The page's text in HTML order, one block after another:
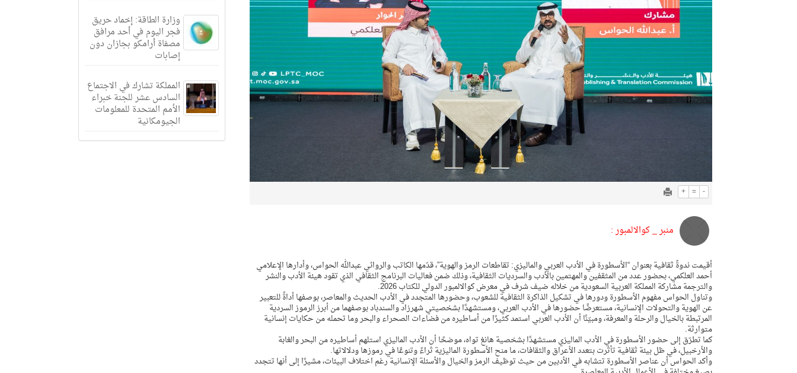
وزارة الطاقة: إخماد حريق
فجر اليوم في أحد مرافق
مصفاة أرامكو بجازان دون
إصابات
المملكة تشارك في الاجتماع
السادس عشر للجنة خبراء
الأمم المتحدة للمعلومات
الجيومكانية
+ = -
منبر _ كوالالمبور :
أقيمت ندوةٌ ثقافية بعنوان “الأسطورة في الأدب العربي والماليزي: تقاطعات الرمز والهوية”، قدّمها الكاتب والروائي عبدالله الحواس، وأدارها الإعلامي
أحمد العلكمي، بحضور عدد من المثقفين والمهتمين بالأدب والسرديات الثقافية، وذلك ضمن فعاليات البرنامج الثقافي الذي تقود هيئة الأدب والنشر
والترجمة مشاركة المملكة العربية السعودية من خلاله ضيف شرف في معرض كوالالمبور الدولي للكتاب 2026.
وتناول الحواس مفهوم الأسطورة ودورها في تشكيل الذاكرة الثقافية للشعوب، وحضورها المتجدد في الأدب الحديث والمعاصر، بوصفها أداةً للتعبير
عن الهوية والتحولات الإنسانية، مستعرضًا حضورها في الأدب العربي، ومستشهدًا بشخصيتي شهرزاد والسندباد بوصفهما من أبرز الرموز السردية
المرتبطة بالخيال والرحلة والمعرفة، ومبيّنًا أن الأدب العربي استمد كثيرًا من أساطيره من فضاءات الصحراء والبحر وما تحمله من حكايات إنسانية
متوارثة.
كما تطرّق إلى حضور الأسطورة في الأدب الماليزي مستشهدًا بشخصية هانغ تواه، موضحًا أن الأدب الماليزي استلهم أساطيره من البحر والغابة
والأرخبيل، في ظل بيئة ثقافية تأثرت بتعدد الأعراق والثقافات، ما منح الأسطورة الماليزية ثراءً وتنوعًا في رموزها ودلالاتها.
وأكد الحواس أن عناصر الأسطورة تتشابه في الأدبين من حيث توظيف الرمز والخيال والأسئلة الإنسانية رغم اختلاف البيئات، مشيرًا إلى أنها تتجدد